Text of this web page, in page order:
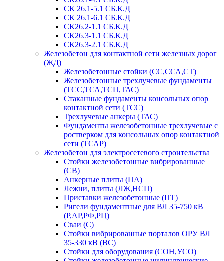
СК 26.1-5.1 СБ.К.Д
СК 26.1-6.1 СБ.К.Д
СК26.2-1.1 СБ.К.Д
СК26.3-1.1 СБ.К.Д
СК26.3-2.1 СБ.К.Д
Железобетон для контактной сети железных дорог
(ЖД)
Железобетонные стойки (СС,ССА,СТ)
Железобетонные трехлучевые фундаменты
(ТСС,ТСА,ТСП,ТАС)
Стаканные фундаменты консольных опор
контактной сети (ТСС)
Трехлучевые анкеры (ТАС)
Фундаменты железобетонные трехлучевые с
ростверком для консольных опор контактной
сети (ТСАР)
Железобетон для электросетевого строительства
Стойки железобетонные вибрированные
(СВ)
Анкерные плиты (ПА)
Лежни, плиты (ЛЖ,НСП)
Приставки железобетонные (ПТ)
Ригели фундаментные для ВЛ 35-750 кВ
(Р,АР,РФ,РЦ)
Сваи (С)
Стойки вибрированные порталов ОРУ ВЛ
35-330 кВ (ВС)
Стойки для оборудования (СОН,УСО)